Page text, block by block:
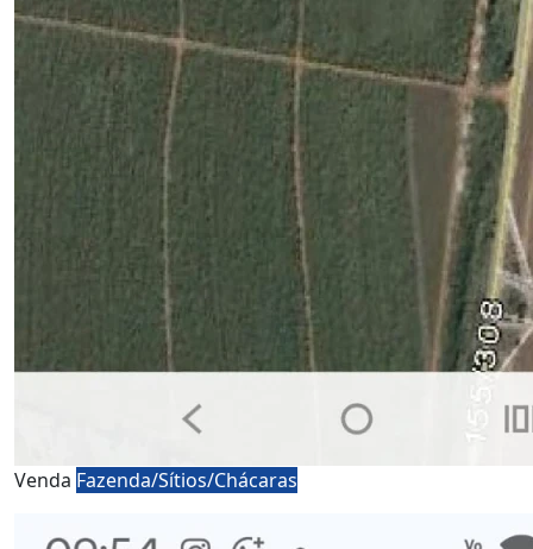
Venda Fazenda/Sítios/Chácaras